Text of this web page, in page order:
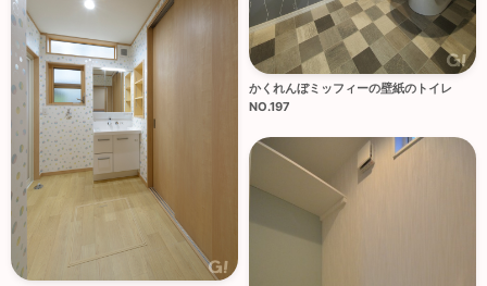
かくれんぼミッフィーの壁紙のトイレ
NO.197